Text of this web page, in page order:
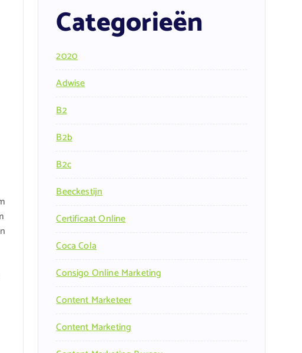
Categorieën
2020
Adwise
B2
B2b
B2c
Beeckestijn
Certificaat Online
Coca Cola
Consigo Online Marketing
Content Marketeer
Content Marketing